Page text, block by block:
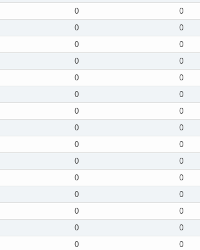
0 0
0 0
0 0
0 0
0 0
0 0
0 0
0 0
0 0
0 0
0 0
0 0
0 0
0 0
0 0